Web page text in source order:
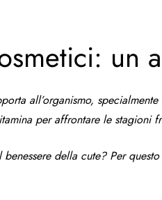
un
all’organismo,
per affrontare le stagioni
della cute? Per